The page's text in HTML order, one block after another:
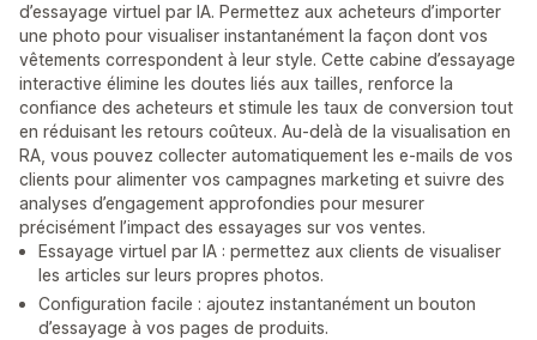
d’essayage virtuel par IA. Permettez aux acheteurs d’importer
une photo pour visualiser instantanément la façon dont vos
vêtements correspondent à leur style. Cette cabine d’essayage
interactive élimine les doutes liés aux tailles, renforce la
confiance des acheteurs et stimule les taux de conversion tout
en réduisant les retours coûteux. Au-delà de la visualisation en
RA, vous pouvez collecter automatiquement les e-mails de vos
clients pour alimenter vos campagnes marketing et suivre des
analyses d’engagement approfondies pour mesurer
précisément l’impact des essayages sur vos ventes.
Essayage virtuel par IA : permettez aux clients de visualiser
les articles sur leurs propres photos.
Configuration facile : ajoutez instantanément un bouton
d’essayage à vos pages de produits.